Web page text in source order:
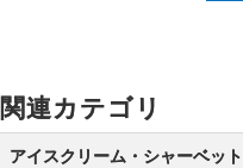
関連カテゴリ
アイスクリーム・シャーベット